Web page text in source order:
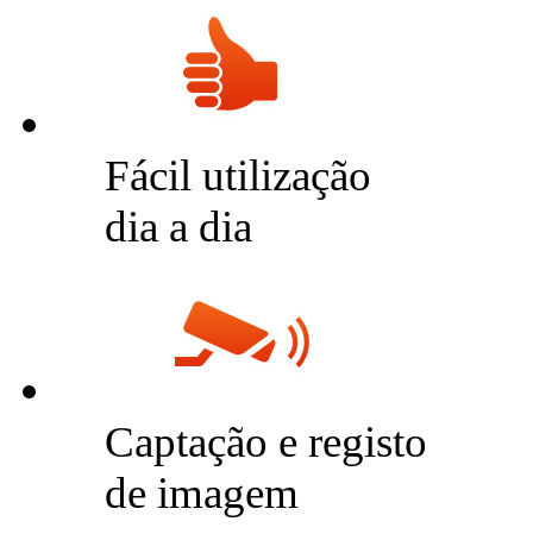
Fácil utilização
dia a dia
Captação e registo
de imagem